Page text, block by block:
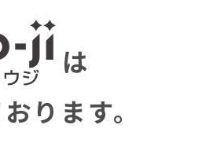
は
ります。